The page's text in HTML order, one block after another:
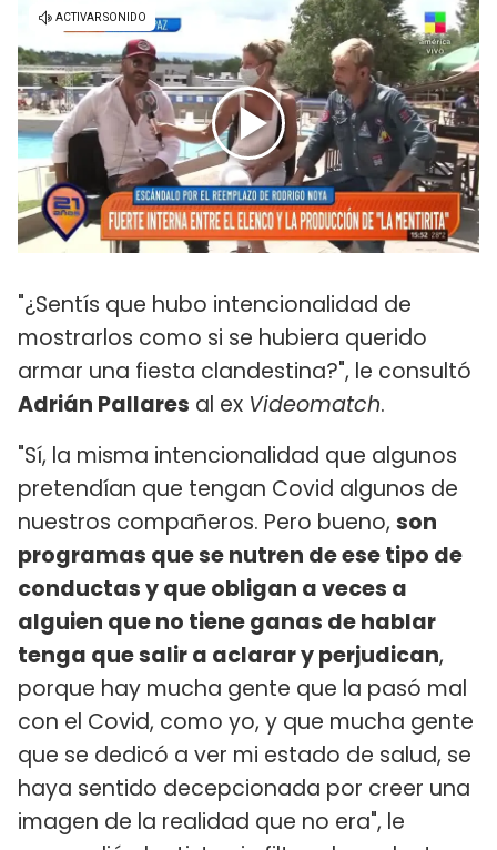
"¿Sentís que hubo intencionalidad de
mostrarlos como si se hubiera querido
armar una fiesta clandestina?", le consultó
Adrián Pallares al ex Videomatch.
"Sí, la misma intencionalidad que algunos
pretendían que tengan Covid algunos de
nuestros compañeros. Pero bueno, son
programas que se nutren de ese tipo de
conductas y que obligan a veces a
alguien que no tiene ganas de hablar
tenga que salir a aclarar y perjudican,
porque hay mucha gente que la pasó mal
con el Covid, como yo, y que mucha gente
que se dedicó a ver mi estado de salud, se
haya sentido decepcionada por creer una
imagen de la realidad que no era", le